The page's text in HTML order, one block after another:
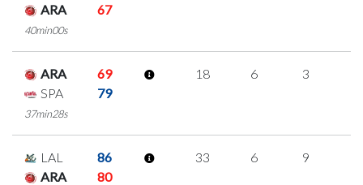
ARA
67
40min00s
ARA
69
SPA
79
37min28s
18 6 3
LAL
86
ARA
80
33 6 9